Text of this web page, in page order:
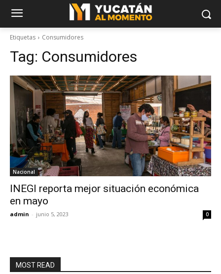
Etiquetas Consumidores
Tag: Consumidores
Nacional
INEGI reporta mejor situación económica
en mayo
admin - junio 5, 2023 0
MOST READ